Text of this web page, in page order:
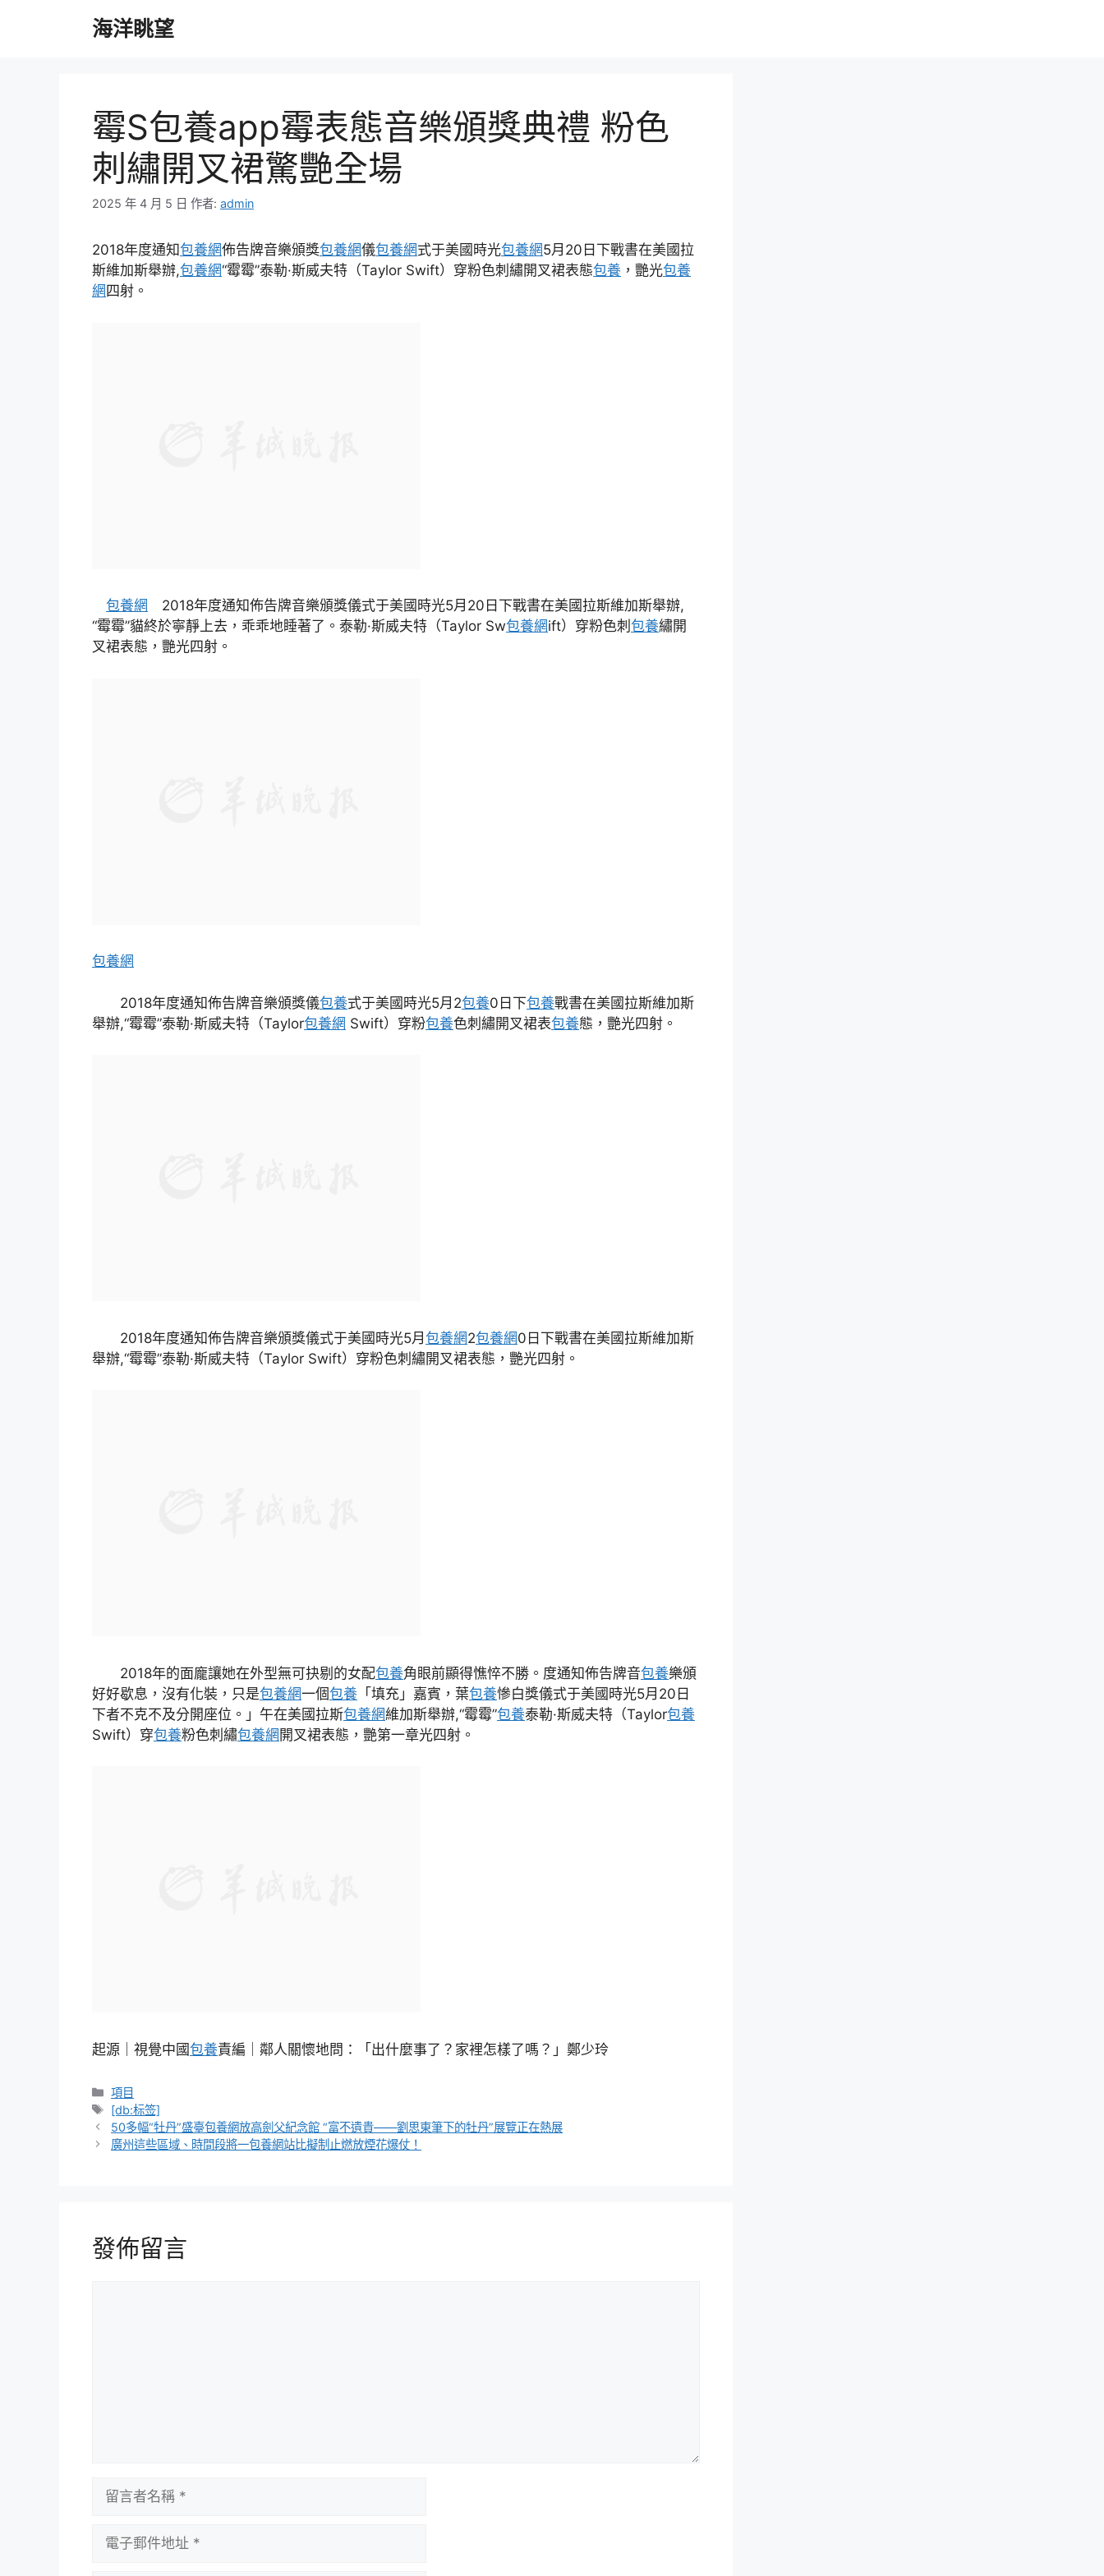
海洋眺望
霉S包養app霉表態音樂頒獎典禮 粉色
刺繡開叉裙驚艷全場
2025 年 4 月 5 日 作者: admin
2018年度通知包養網佈告牌音樂頒獎包養網儀包養網式于美國時光包養網5月20日下戰書在美國拉
斯維加斯舉辦,包養網“霉霉”泰勒·斯威夫特（Taylor Swift）穿粉色刺繡開叉裙表態包養 ，艷光包養
網 四射。
包養網 2018年度通知佈告牌音樂頒獎儀式于美國時光5月20日下戰書在美國拉斯維加斯舉辦,
“霉霉”貓終於寧靜上去，乖乖地睡著了。泰勒·斯威夫特（Taylor Sw包養網ift）穿粉色刺 包養繡開
叉裙表態，艷光四射。
包養網
2018年度通知佈告牌音樂頒獎儀包養式于美國時光5月2包養0日下包養戰書在美國拉斯維加斯
舉辦,“霉霉”泰勒·斯威夫特（Taylor包養網 Swift）穿粉包養色刺繡開叉裙表包養態，艷光四射。
2018年度通知佈告牌音樂頒獎儀式于美國時光5月 包養網2包養網0日下戰書在美國拉斯維加斯
舉辦,“霉霉”泰勒·斯威夫特（Taylor Swift）穿粉色刺繡開叉裙表態，艷光四射。
2018年的面龐讓她在外型無可抉剔的女配包養角眼前顯得憔悴不勝。度通知佈告牌音包養樂頒
好好歇息，沒有化裝，只是包養網一個包養 「填充」嘉賓，葉包養慘白獎儀式于美國時光5月20日
下者不克不及分開座位。」午在美國拉斯包養網維加斯舉辦,“霉霉”包養泰勒·斯威夫特（Taylor包養
Swift）穿包養粉色刺繡包養網 開叉裙表態，艷第一章光四射。
起源｜視覺中國包養責編｜鄰人關懷地問：「出什麼事了？家裡怎樣了嗎？」鄭少玲
分
類
項目
標
籤
[db:标签]
50多幅“牡丹”盛臺包養網放高劍父紀念館 “富不遺貴——劉思東筆下的牡丹”展覽正在熱展
廣州這些區域、時間段將一包養網站比擬制止燃放煙花爆仗！
發佈留言